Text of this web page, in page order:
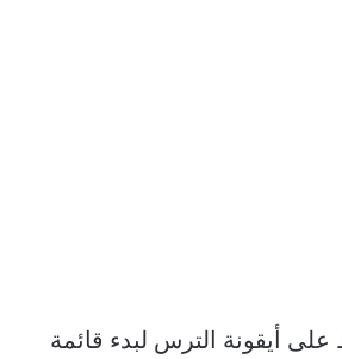
أيقونة الترس لبدء قائمة